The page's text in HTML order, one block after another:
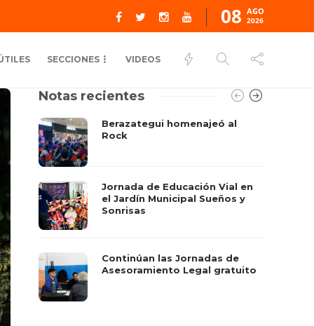
08 AGO
2026
SECCIONES VIDEOS
Notas recientes
Berazategui homenajeó al
Rock
Jornada de Educación Vial en
el Jardín Municipal Sueños y
Sonrisas
Continúan las Jornadas de
Asesoramiento Legal gratuito